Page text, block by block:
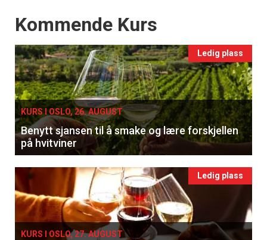
Events
Kommende Kurs
Ledig plass
KURS I OSLO, 26. AUGUST
Benytt sjansen til å smake og lære forskjellen
på hvitviner
Ledig plass
KURS I OSLO, 27. AUGUST